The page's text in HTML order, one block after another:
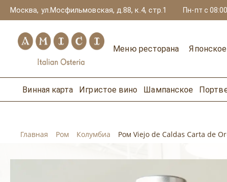
Москва, ул.Мосфильмовская, д.88, к.4, стр.1 Пн-пт с
Меню ресторана
Винная карта Игристое вино Шампанское
Главная Ром Колумбиа Ром Viejo de Caldas Carta de